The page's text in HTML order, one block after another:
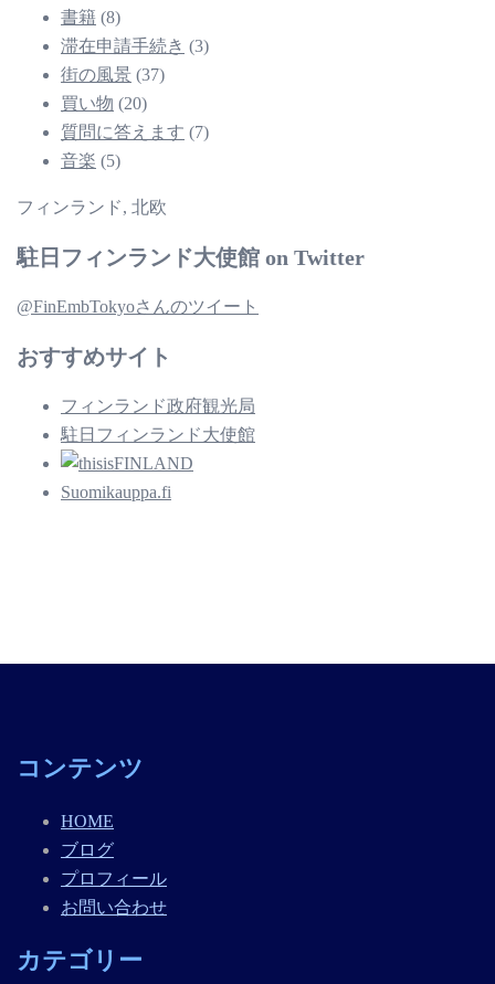
書籍 (8)
滞在申請手続き (3)
街の風景 (37)
買い物 (20)
質問に答えます (7)
音楽 (5)
フィンランド, 北欧
駐日フィンランド大使館 on Twitter
@FinEmbTokyoさんのツイート
おすすめサイト
フィンランド政府観光局
駐日フィンランド大使館
Suomikauppa.fi
コンテンツ
HOME
ブログ
プロフィール
お問い合わせ
カテゴリー